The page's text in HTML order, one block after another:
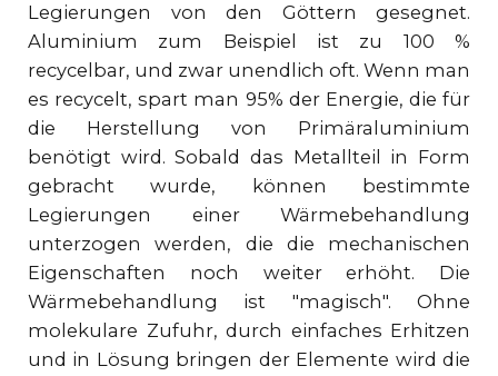
Legierungen von den Göttern gesegnet.
Aluminium zum Beispiel ist zu 100 %
recycelbar, und zwar unendlich oft. Wenn man
es recycelt, spart man 95% der Energie, die für
die Herstellung von Primäraluminium
benötigt wird. Sobald das Metallteil in Form
gebracht wurde, können bestimmte
Legierungen einer Wärmebehandlung
unterzogen werden, die die mechanischen
Eigenschaften noch weiter erhöht. Die
Wärmebehandlung ist "magisch". Ohne
molekulare Zufuhr, durch einfaches Erhitzen
und in Lösung bringen der Elemente wird die